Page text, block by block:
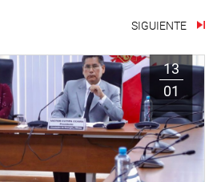
SIGUIENTE
13
01